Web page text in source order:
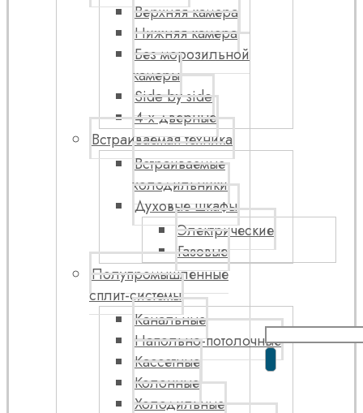
Верхняя камера
Нижняя камера
Без морозильной
камеры
Side by side
4-х дверные
Встраиваемая техника
Встраиваемые
холодильники
Духовые шкафы
Электрические
Газовые
Полупромышленные
сплит-системы
Канальные
Напольно-потолочные
Кассетные
Колонные
Холодильные